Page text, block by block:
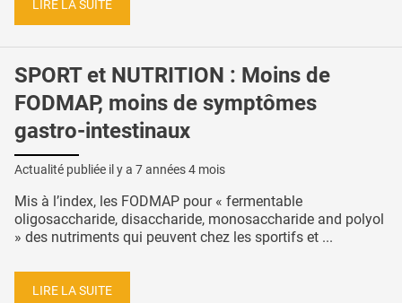
LIRE LA SUITE
SPORT et NUTRITION : Moins de
FODMAP, moins de symptômes
gastro-intestinaux
Actualité publiée il y a 7 années 4 mois
Mis à l’index, les FODMAP pour « fermentable
oligosaccharide, disaccharide, monosaccharide and polyol
» des nutriments qui peuvent chez les sportifs et ...
LIRE LA SUITE